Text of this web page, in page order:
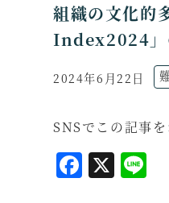
組織の文化
Index2024」
投稿日
2024年6月22日
SNSでこの記事を
F X